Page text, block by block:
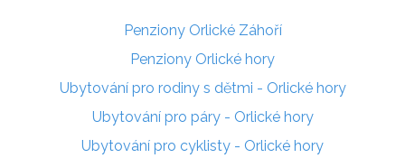
Penziony Orlické Záhoří
Penziony Orlické hory
Ubytování pro rodiny s dětmi - Orlické hory
Ubytování pro páry - Orlické hory
Ubytování pro cyklisty - Orlické hory